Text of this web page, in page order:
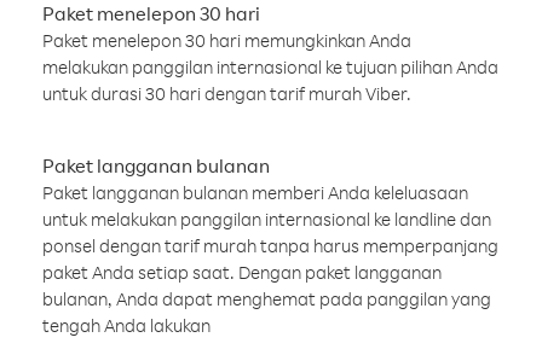
Paket menelepon 30 hari
Paket menelepon 30 hari memungkinkan Anda
melakukan panggilan internasional ke tujuan pilihan Anda
untuk durasi 30 hari dengan tarif murah Viber.
Paket langganan bulanan
Paket langganan bulanan memberi Anda keleluasaan
untuk melakukan panggilan internasional ke landline dan
ponsel dengan tarif murah tanpa harus memperpanjang
paket Anda setiap saat. Dengan paket langganan
bulanan, Anda dapat menghemat pada panggilan yang
tengah Anda lakukan